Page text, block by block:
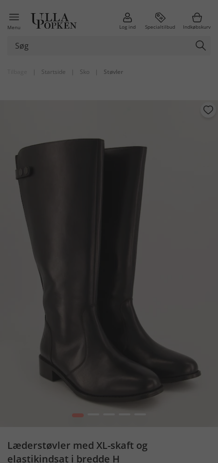
Menu Log ind Specialtilbud Indkøbskurv
| Startside | Sko | Støvler
1
Læderstøvler med XL-skaft og
elastikindsat i bredde H